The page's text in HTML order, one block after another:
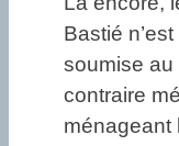
Bastié
soumise au
contraire
ménageant